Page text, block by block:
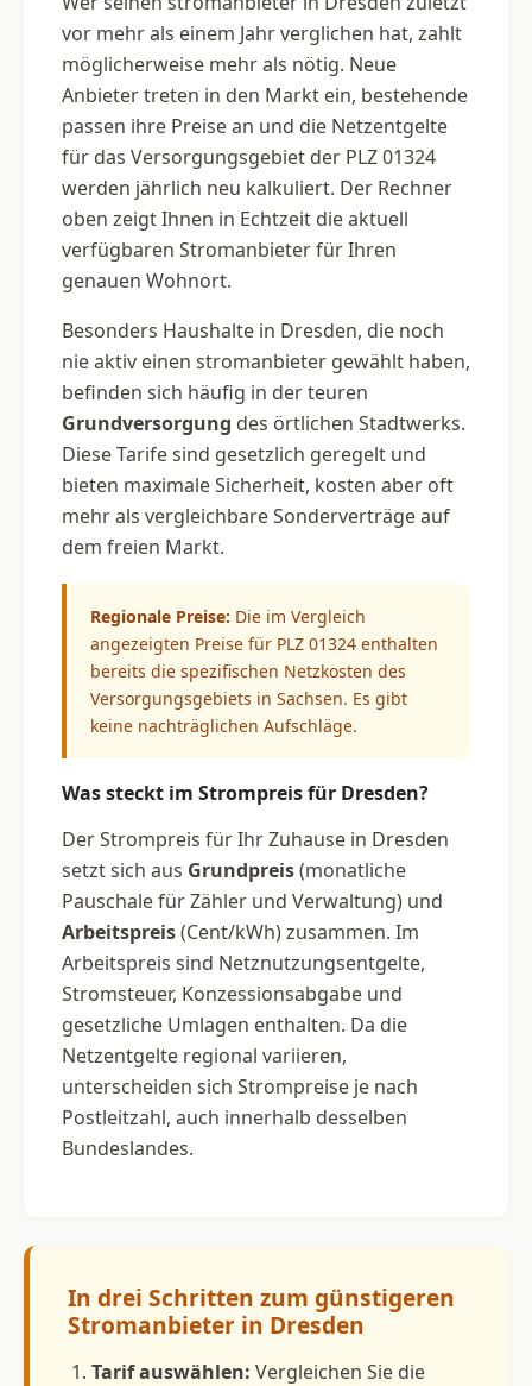
vor mehr als einem Jahr verglichen hat, zahlt
möglicherweise mehr als nötig. Neue
Anbieter treten in den Markt ein, bestehende
passen ihre Preise an und die Netzentgelte
für das Versorgungsgebiet der PLZ 01324
werden jährlich neu kalkuliert. Der Rechner
oben zeigt Ihnen in Echtzeit die aktuell
verfügbaren Stromanbieter für Ihren
genauen Wohnort.
Besonders Haushalte in Dresden, die noch
nie aktiv einen stromanbieter gewählt haben,
befinden sich häufig in der teuren
Grundversorgung des örtlichen Stadtwerks.
Diese Tarife sind gesetzlich geregelt und
bieten maximale Sicherheit, kosten aber oft
mehr als vergleichbare Sonderverträge auf
dem freien Markt.
Regionale Preise: Die im Vergleich
angezeigten Preise für PLZ 01324 enthalten
bereits die spezifischen Netzkosten des
Versorgungsgebiets in Sachsen. Es gibt
keine nachträglichen Aufschläge.
Was steckt im Strompreis für Dresden?
Der Strompreis für Ihr Zuhause in Dresden
setzt sich aus Grundpreis(monatliche
Pauschale für Zähler und Verwaltung) und
Arbeitspreis(Cent/kWh) zusammen. Im
Arbeitspreis sind Netznutzungsentgelte,
Stromsteuer, Konzessionsabgabe und
gesetzliche Umlagen enthalten. Da die
Netzentgelte regional variieren,
unterscheiden sich Strompreise je nach
Postleitzahl, auch innerhalb desselben
Bundeslandes.
In drei Schritten zum günstigeren
Stromanbieter in Dresden
Tarif auswählen: Vergleichen Sie die